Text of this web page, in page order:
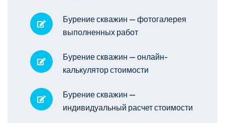
Бурение скважин — фотогалерея
выполненных работ
Бурение скважин — онлайн-
калькулятор стоимости
Бурение скважин —
индивидуальный расчет стоимости